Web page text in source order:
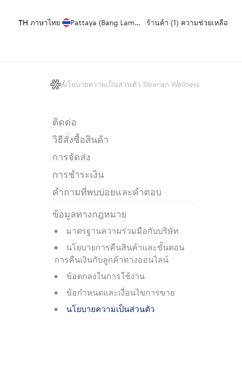
TH ภาษาไทย Pattaya (Bang Lamung) ร้านค้า (1) ความช่วยเหลือ
นโยบายความเป็นส่วนตัว Siberian Wellness
ติดต่อ
วิธีสั่งซื้อสินค้า
การจัดส่ง
การชำระเงิน
คำถามที่พบบ่อยและคำตอบ
ข้อมูลทางกฎหมาย
มาตรฐานความร่วมมือกับบริษัท
นโยบายการคืนสินค้าและขั้นตอน
การคืนเงินกับลูกค้าทางออนไลน์
ข้อตกลงในการใช้งาน
ข้อกำหนดและเงื่อนไขการขาย
นโยบายความเป็นส่วนตัว